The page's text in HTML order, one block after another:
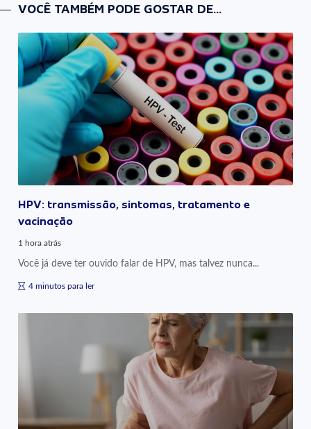
VOCÊ TAMBÉM PODE GOSTAR DE...
HPV: transmissão, sintomas, tratamento e
vacinação
1 hora atrás
Você já deve ter ouvido falar de HPV, mas talvez nunca...
4 minutos para ler